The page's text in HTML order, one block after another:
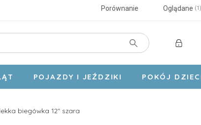
Porównanie Oglądane 1
POJAZDY I JEŹDZIKI POKÓJ
biegówka 12" szara